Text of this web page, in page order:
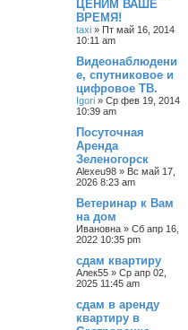
й
п
о
и
с
к
ЦЕНИМ ВАШЕ
ВРЕМЯ!
taxi » Пт май 16, 2014
10:11 am
Видеонаблюдени
е, спутниковое и
цифровое ТВ.
Igori » Ср фев 19, 2014
10:39 am
Посуточная
Аренда
Зеленогорск
Alexeu98 » Вс май 17,
2026 8:23 am
Ветеринар к Вам
на дом
Ивановна » Сб апр 16,
2022 10:35 pm
сдам квартиру
Алек55 » Ср апр 02,
2025 11:45 am
сдам в аренду
квартиру в